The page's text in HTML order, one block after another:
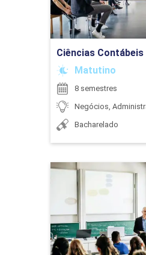
PLANEJAMENTO
PORTUGUÊS
45
Ciências Contábeis
Matutino
8 semestres
Negócios,
Bacharelado
Ir para
Detalhes
Ir para